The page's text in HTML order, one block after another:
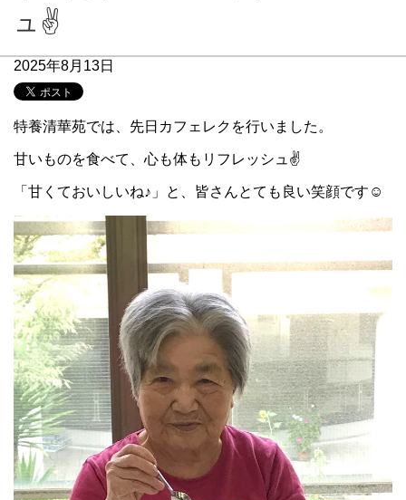
ュ✌
2025年8月13日
特養清華苑では、先日カフェレクを行いました。
甘いものを食べて、心も体もリフレッシュ✌
「甘くておいしいね♪」と、皆さんとても良い笑顔です☺